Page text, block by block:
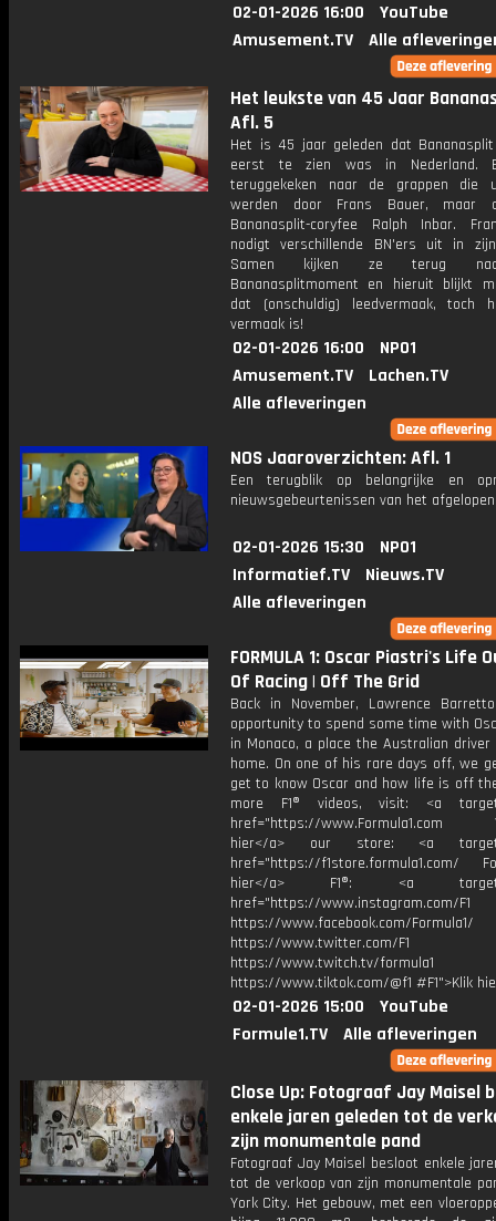
02-01-2026 16:00
YouTube
Amusement.TV
Alle
Het leukste van 45 Jaar
Afl. 5
Het is 45 jaar geleden dat
eerst te zien was in Nederland.
teruggekeken naar de grappen die
werden door Frans Bauer, maar
Bananasplit-coryfee Ralph Inbar.
nodigt verschillende BN'ers uit in
Samen kijken ze terug
Bananasplitmoment en hieruit blijkt
dat (onschuldig) leedvermaak, toch
vermaak is!
02-01-2026 16:00
NPO1
Amusement.TV
Lachen.TV
Alle afleveringen
NOS Jaaroverzichten: Afl. 1
Een terugblik op belangrijke en
nieuwsgebeurtenissen van het
02-01-2026 15:30
NPO1
Informatief.TV
Nieuws.TV
Alle afleveringen
FORMULA 1: Oscar Piastri's Life
Of Racing | Off The Grid
Back in November, Lawrence
opportunity to spend some time with
in Monaco, a place the Australian
home. On one of his rare days off, we
get to know Oscar and how life is off
more F1® videos, visit: <a
href="https://www.Formula1.com
hier</a> our store: <a
href="https://f1store.formula1.com/
hier</a> F1®: <a
href="https://www.instagram.com/F1
https://www.facebook.com/Formula1/
https://www.twitter.com/F1
https://www.twitch.tv/formula1
https://www.tiktok.com/@f1 #F1">Klik
02-01-2026 15:00
YouTube
Formule1.TV
Alle afleveringen
Close Up: Fotograaf Jay Maisel
enkele jaren geleden tot de
zijn monumentale pand
Fotograaf Jay Maisel besloot enkele
tot de verkoop van zijn monumentale
York City. Het gebouw, met een